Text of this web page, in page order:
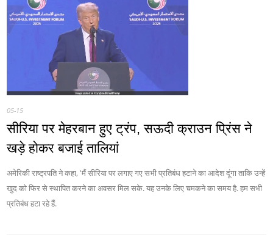
05-15
सीरिया पर मेहरबान हुए ट्रंप, सऊदी क्राउन प्रिंस ने
खड़े होकर बजाई तालियां
अमेरिकी राष्ट्रपति ने कहा, 'मैं सीरिया पर लगाए गए सभी प्रतिबंध हटाने का आदेश दूंगा ताकि उन्हें
खुद को फिर से स्थापित करने का अवसर मिल सके. यह उनके लिए चमकने का समय है. हम सभी
प्रतिबंध हटा रहे हैं.